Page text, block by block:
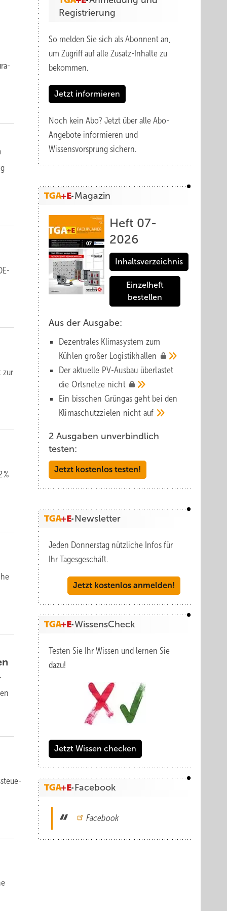
zur
%
Registrierung
So melden Sie sich als Abonnent an,
um Zugriff auf alle Zusatz-Inhalte zu
bekommen.
Jetzt informieren
Noch kein Abo? Jetzt über alle Abo-
Angebote informieren und
Wissensvorsprung sichern.
Magazin
Heft 07-
2026
Inhaltsverzeichnis
Einzelheft
bestellen
Aus der Ausgabe:
Dezentrales Klimasystem zum
Kühlen großer Logistik­hallen
Der aktuelle PV-Ausbau über­lastet
die Orts­netze nicht
Ein bisschen Grüngas geht bei den
Klima­schutz­zielen nicht auf
2 Ausgaben unverbindlich
testen:
Jetzt kostenlos testen!
Newsletter
Jeden Donnerstag nützliche Infos für
Ihr Tagesgeschäft.
Jetzt kostenlos anmelden!
WissensCheck
Testen Sie Ihr Wissen und lernen Sie
dazu!
Jetzt Wissen checken
Facebook
Facebook